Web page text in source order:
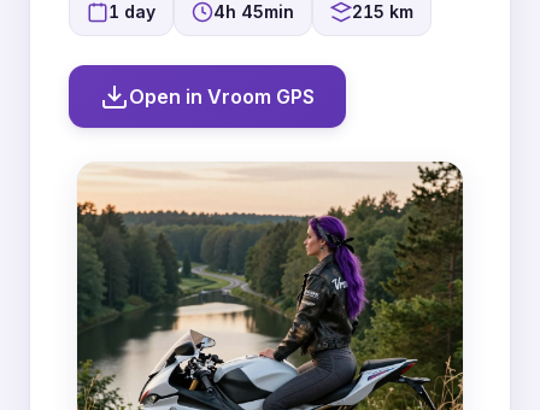
1 day 4h 45min 215 km
Open in Vroom GPS